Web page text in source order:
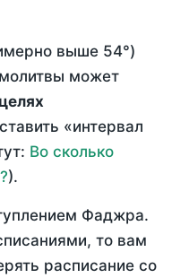
выше 54°)
может
«интервал
Во сколько
).
Фаджра.
то вам
расписание со